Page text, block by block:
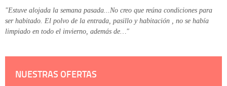
"Estuve alojada la semana pasada...No creo que reúna condiciones para
ser habitado. El polvo de la entrada, pasillo y habitación , no se había
limpiado en todo el invierno, además de…"
NUESTRAS OFERTAS